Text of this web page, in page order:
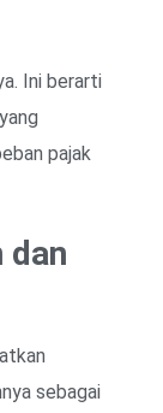
Ini berarti
pajak
dan
sebagai